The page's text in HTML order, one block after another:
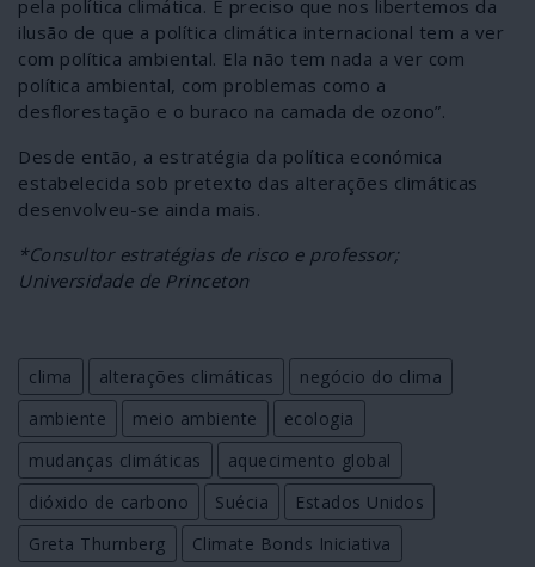
pela política climática. É preciso que nos libertemos da
ilusão de que a política climática internacional tem a ver
com política ambiental. Ela não tem nada a ver com
política ambiental, com problemas como a
desflorestação e o buraco na camada de ozono”.
Desde então, a estratégia da política económica
estabelecida sob pretexto das alterações climáticas
desenvolveu-se ainda mais.
*Consultor estratégias de risco e professor;
Universidade de Princeton
clima alterações climáticas
negócio do clima
ambiente
meio ambiente
ecologia
mudanças climáticas
aquecimento global
dióxido de carbono
Suécia
Estados Unidos
Greta Thurnberg
Climate Bonds Iniciativa